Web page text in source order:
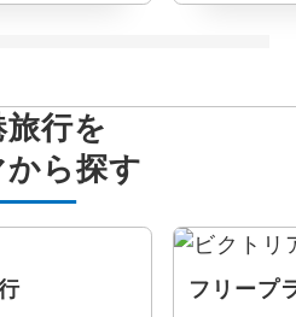
旅行を
ら探す
フリープ